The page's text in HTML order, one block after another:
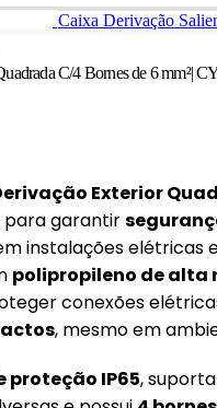
Caixa Derivação
C/4 Bornes de 6 mm²|
Exterior
para garantir
instalações elétricas
polipropileno de alta
conexões
, mesmo em
proteção IP65,